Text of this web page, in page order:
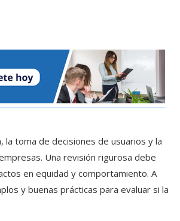
la toma de decisiones de usuarios y la
Una revisión rigurosa debe
en equidad y comportamiento. A
y buenas prácticas para evaluar si la